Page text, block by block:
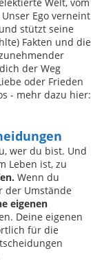
Ego verneint
stützt seine
Fakten und die
der Weg
oder Frieden
- mehr dazu hier:
wer du bist. Und
Leben ist, zu
Wenn du
der Umstände
eigenen
Deine eigenen
für die